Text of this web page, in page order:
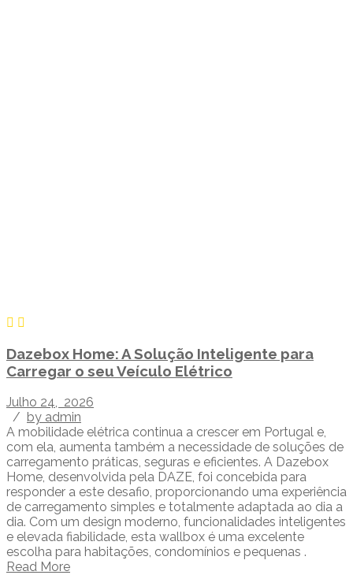
Dazebox Home: A Solução Inteligente para
Carregar o seu Veículo Elétrico
Julho 24, 2026
/ by admin
A mobilidade elétrica continua a crescer em Portugal e,
com ela, aumenta também a necessidade de soluções de
carregamento práticas, seguras e eficientes. A Dazebox
Home, desenvolvida pela DAZE, foi concebida para
responder a este desafio, proporcionando uma experiência
de carregamento simples e totalmente adaptada ao dia a
dia. Com um design moderno, funcionalidades inteligentes
e elevada fiabilidade, esta wallbox é uma excelente
escolha para habitações, condomínios e pequenas .
Read More